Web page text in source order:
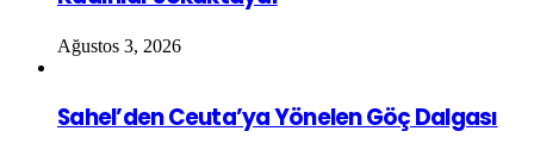
Ağustos 3, 2026
Sahel’den Ceuta’ya Yönelen Göç Dalgası